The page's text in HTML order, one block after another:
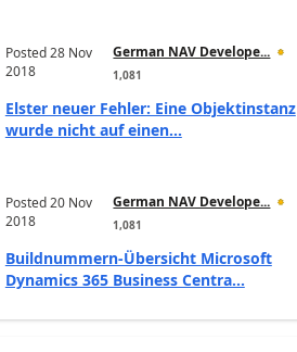
Posted28 Nov
2018
German NAV Develope...
1,081
Elster neuer Fehler: Eine Objektinstanz
wurde nicht auf einen...
Posted20 Nov
2018
German NAV Develope...
1,081
Buildnummern-Übersicht Microsoft
Dynamics 365 Business Centra...